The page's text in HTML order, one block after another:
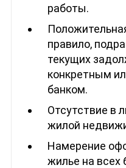
работы.
правило,
текущих
конкретным
банком.
Отсутствие в
жилой
Намерение
жилье на всех